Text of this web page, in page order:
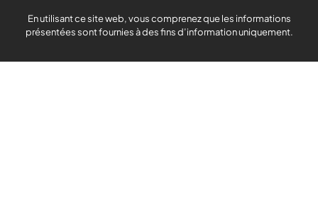
En utilisant ce site web, vous comprenez que les informations
présentées sont fournies à des fins d’information uniquement.